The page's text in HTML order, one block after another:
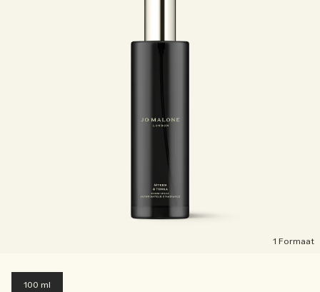
1 Formaat
100 ml